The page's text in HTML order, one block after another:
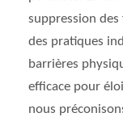
suppression
des pratiques
barrières
efficace pour
nous